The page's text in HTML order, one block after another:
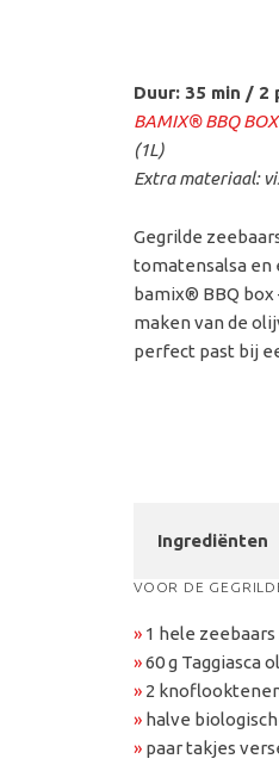
Duur: 35 min / 2
BAMIX® BBQ BOX
(1L)
Extra materiaal:
Gegrilde
tomatensalsa en
bamix® BBQ
maken van de
perfect past bij
Ingrediënten
VOOR DE
» 1 hele
»60 g Taggiasca
» 2
» halve
» paar takjes